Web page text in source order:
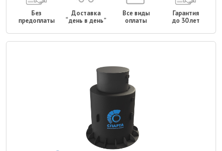
Без
предоплаты
Доставка
“день в день”
Все виды
оплаты
Гарантия
до 30 лет